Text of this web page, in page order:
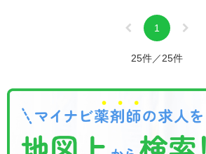
1
25件／25件